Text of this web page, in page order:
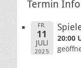
Termin
FR.
11
JULI
2025
20:00